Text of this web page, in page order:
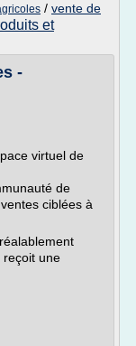
/ vente de
et
-
virtuel de
de
ciblées à
reçoit une